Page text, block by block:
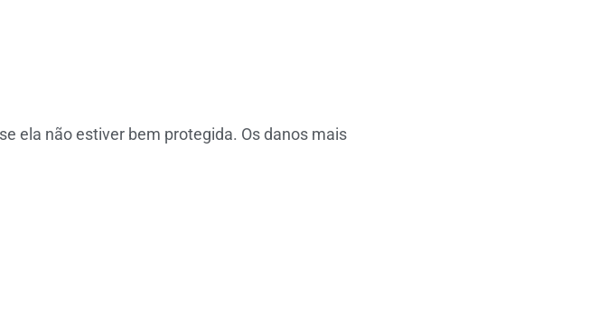
ela não estiver bem protegida. Os danos mais